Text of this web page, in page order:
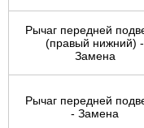
Рычаг передней
(правый нижний) -
Замена
Рычаг передней
- Замена